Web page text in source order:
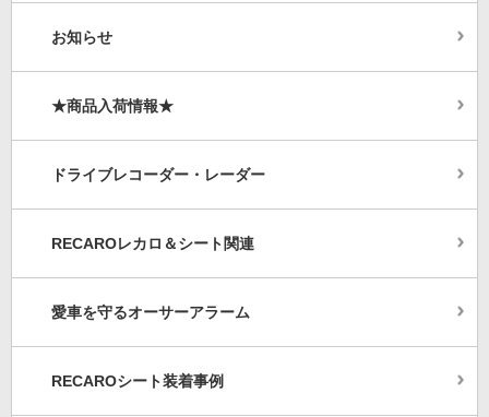
お知らせ
★商品入荷情報★
ドライブレコーダー・レーダー
RECAROレカロ＆シート関連
愛車を守るオーサーアラーム
RECAROシート装着事例